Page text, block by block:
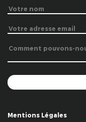
Mentions Légales